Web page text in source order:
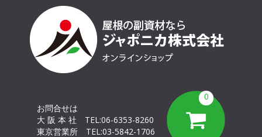
お問合せは
大 阪 本 社 TEL:06-6353-8260
東京営業所 TEL:03-5842-1706
0